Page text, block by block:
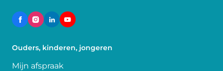
Ouders, kinderen, jongeren
Mijn afspraak